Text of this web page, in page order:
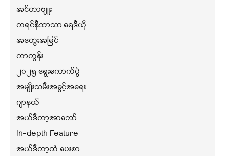
အင်တာဗျူး
ကရင်နီဘာသာ ရေဒီယို
အတွေးအမြင်
ကာတွန်း
၂၀၂၅ ရွေးကောက်ပွဲ
အမျိုးသမီးအခွင့်အရေး
ဂျာနယ်
အယ်ဒီတာ့အာဘော်
In-depth Feature
အယ်ဒီတာ့ထံ ပေးစာ